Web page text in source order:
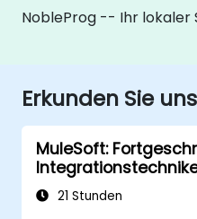
NobleProg -- Ihr lokaler
Erkunden Sie
MuleSoft:
21 Stunden